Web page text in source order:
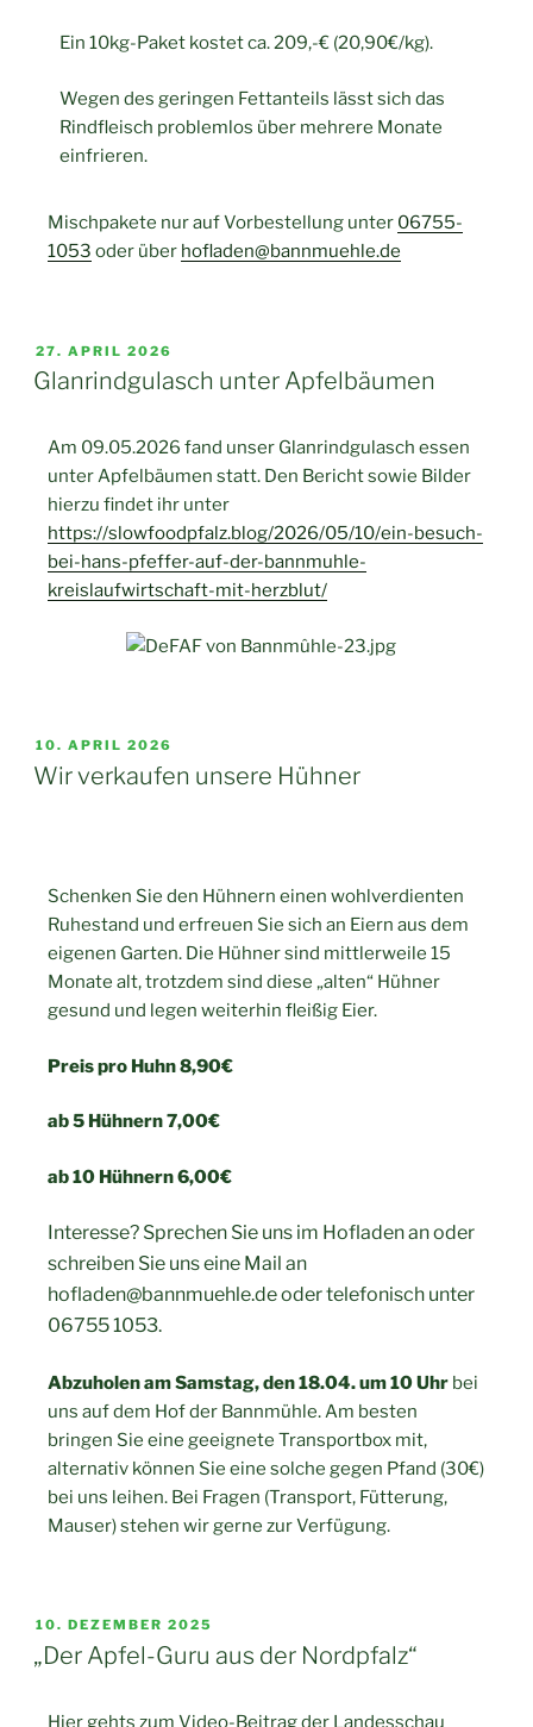
Ein 10kg-Paket kostet ca. 209,-€ (20,90€/kg).
Wegen des geringen Fettanteils lässt sich das
Rindfleisch problemlos über mehrere Monate
einfrieren.
Mischpakete nur auf Vorbestellung unter 06755-
1053 oder über hofladen@bannmuehle.de
27. APRIL 2026
Glanrindgulasch unter Apfelbäumen
Am 09.05.2026 fand unser Glanrindgulasch essen
unter Apfelbäumen statt. Den Bericht sowie Bilder
hierzu findet ihr unter
https://slowfoodpfalz.blog/2026/05/10/ein-besuch-
bei-hans-pfeffer-auf-der-bannmuhle-
kreislaufwirtschaft-mit-herzblut/
10. APRIL 2026
Wir verkaufen unsere Hühner
Schenken Sie den Hühnern einen wohlverdienten
Ruhestand und erfreuen Sie sich an Eiern aus dem
eigenen Garten. Die Hühner sind mittlerweile 15
Monate alt, trotzdem sind diese „alten“ Hühner
gesund und legen weiterhin fleißig Eier.
Preis pro Huhn 8,90€
ab 5 Hühnern 7,00€
ab 10 Hühnern 6,00€
Interesse? Sprechen Sie uns im Hofladen an oder
schreiben Sie uns eine Mail an
hofladen@bannmuehle.de oder telefonisch unter
06755 1053.
Abzuholen am Samstag, den 18.04. um 10 Uhr bei
uns auf dem Hof der Bannmühle. Am besten
bringen Sie eine geeignete Transportbox mit,
alternativ können Sie eine solche gegen Pfand (30€)
bei uns leihen. Bei Fragen (Transport, Fütterung,
Mauser) stehen wir gerne zur Verfügung.
10. DEZEMBER 2025
„Der Apfel-Guru aus der Nordpfalz“
Hier gehts zum Video-Beitrag der Landesschau